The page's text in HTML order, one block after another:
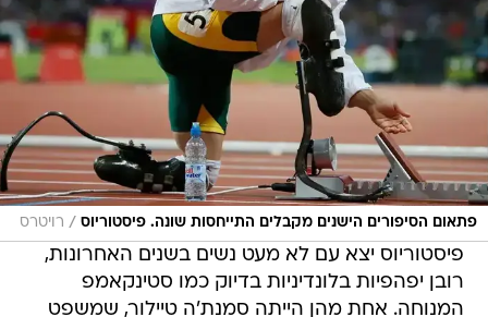
פתאום הסיפורים הישנים מקבלים התייחסות שונה. פיסטוריוס / רויטרס
פיסטוריוס יצא עם לא מעט נשים בשנים האחרונות,
רובן יפהפיות בלונדיניות בדיוק כמו סטינקאמפ
המנוחה. אחת מהן הייתה סמנת'ה טיילור, שמשפט